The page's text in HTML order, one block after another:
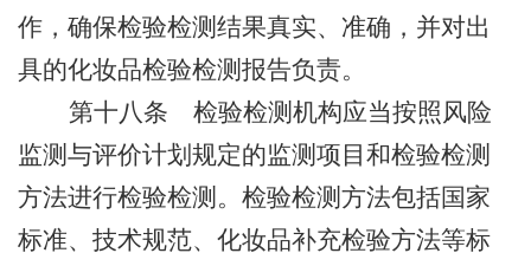
作，确保检验检测结果真实、准确，并对出
具的化妆品检验检测报告负责。
第十八条 检验检测机构应当按照风险
监测与评价计划规定的监测项目和检验检测
方法进行检验检测。检验检测方法包括国家
标准、技术规范、化妆品补充检验方法等标